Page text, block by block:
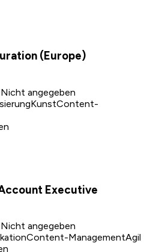
(Europe)
Nicht angegeben
KunstContent-
Executive
Nicht angegeben
Content-ManagementAgil